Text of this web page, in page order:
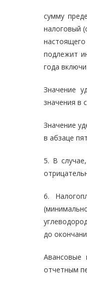
сумму
налоговый
подлежит
года
Значение
значения в
Значение
в абзаце
5. В
6.
до
Авансовые
отчетным